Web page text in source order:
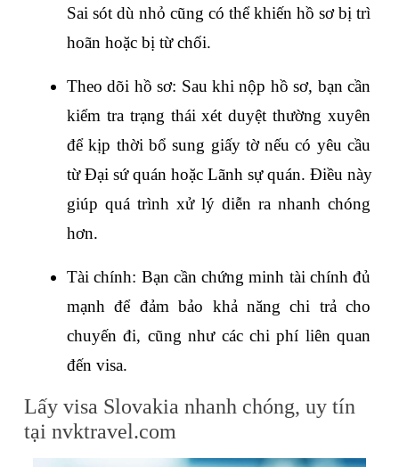
Sai sót dù nhỏ cũng có thể khiến hồ sơ bị trì
hoãn hoặc bị từ chối.
Theo dõi hồ sơ: Sau khi nộp hồ sơ, bạn cần
kiểm tra trạng thái xét duyệt thường xuyên
để kịp thời bổ sung giấy tờ nếu có yêu cầu
từ Đại sứ quán hoặc Lãnh sự quán. Điều này
giúp quá trình xử lý diễn ra nhanh chóng
hơn.
Tài chính: Bạn cần chứng minh tài chính đủ
mạnh để đảm bảo khả năng chi trả cho
chuyến đi, cũng như các chi phí liên quan
đến visa.
Lấy visa Slovakia nhanh chóng, uy tín
tại nvktravel.com